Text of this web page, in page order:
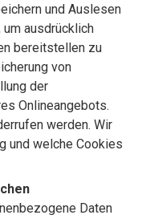
und Auslesen
ausdrücklich
bereitstellen zu
von
der
Onlineangebots.
werden. Wir
und welche Cookies
Daten